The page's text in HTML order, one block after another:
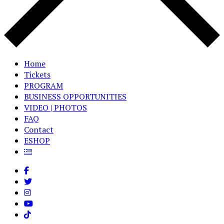
Home
Tickets
PROGRAM
BUSINESS OPPORTUNITIES
VIDEO | PHOTOS
FAQ
Contact
ESHOP